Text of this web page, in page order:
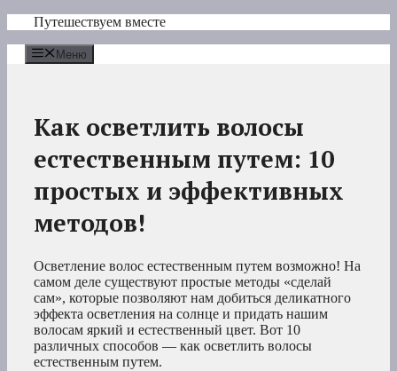
Перейти
содержимому
Путешествуем вместе
Меню
Как осветлить волосы
естественным путем: 10
простых и эффективных
методов!
Осветление волос естественным путем возможно! На
самом деле существуют простые методы «сделай
сам», которые позволяют нам добиться деликатного
эффекта осветления на солнце и придать нашим
волосам яркий и естественный цвет. Вот 10
различных способов — как осветлить волосы
естественным путем.